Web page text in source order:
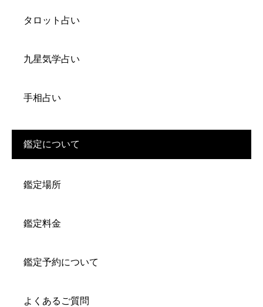
タロット占い
九星気学占い
手相占い
鑑定について
鑑定場所
鑑定料金
鑑定予約について
よくあるご質問